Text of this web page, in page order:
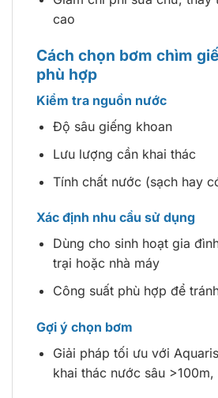
cao
Cách chọn bơm chìm
phù hợp
Kiểm tra nguồn nước
Độ sâu giếng khoan
Lưu lượng cần khai thác
Tính chất nước (sạch hay
Xác định nhu cầu sử dụng
Dùng cho sinh hoạt gia
trại hoặc nhà máy
Công suất phù hợp để
Gợi ý chọn bơm
Giải pháp tối ưu với
khai thác nước sâu >100m,